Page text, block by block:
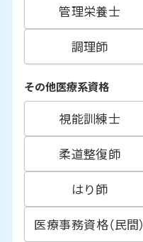
管理栄養士
調理師
その他医療系資格
視能訓練士
柔道整復師
はり師
医療事務資格（民間）